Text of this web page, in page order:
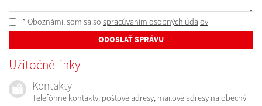
* Oboznámil som sa so spracúvaním osobných údajov
ODOSLAŤ SPRÁVU
Užitočné linky
Kontakty
Telefónne kontakty, poštové adresy, mailové adresy na obecný